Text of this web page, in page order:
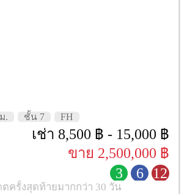
. ชั้น 7 FH
เช่า 8,500 ฿ - 15,000 ฿
ขาย 2,500,000 ฿
3
6 12
ตครั้งสุดท้ายมากกว่า 30 วัน